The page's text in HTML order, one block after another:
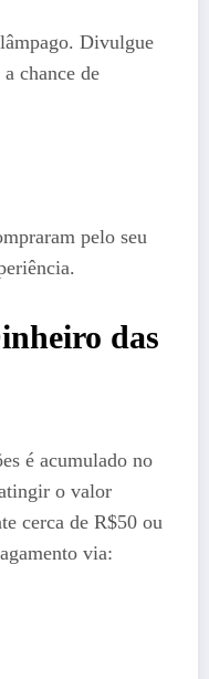
Divulgue
chance de
pelo seu
das
é acumulado no
o valor
cerca de R$50 ou
via: